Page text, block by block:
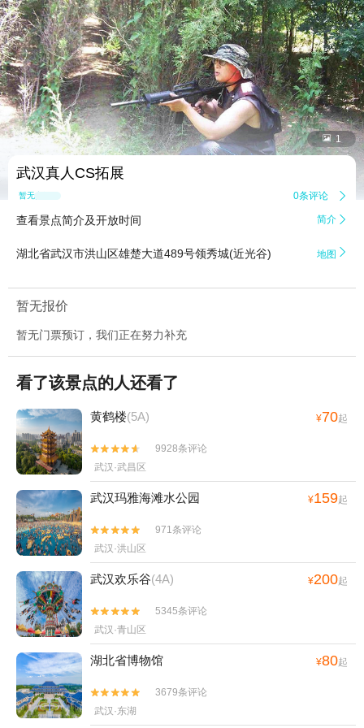
 1
武汉真人CS拓展
暂无点评 0条评论 
查看景点简介及开放时间 简介 
湖北省武汉市洪山区雄楚大道489号领秀城(近光谷) 地图 
暂无报价
暂无门票预订，我们正在努力补充
看了该景点的人还看了
黄鹤楼(5A) ¥70起


9928条评论
武汉·武昌区
武汉玛雅海滩水公园 ¥159起


971条评论
武汉·洪山区
武汉欢乐谷(4A) ¥200起


5345条评论
武汉·青山区
湖北省博物馆 ¥80起


3679条评论
武汉·东湖
